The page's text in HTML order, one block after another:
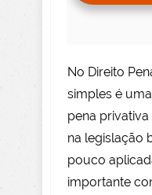
No Direito
simples é
pena
na legislação
pouco
importante